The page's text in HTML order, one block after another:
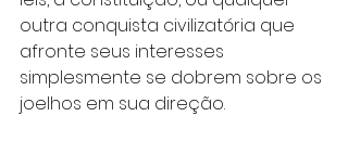
outra conquista civilizatória que
afronte seus interesses
simplesmente se dobrem sobre os
joelhos em sua direção.